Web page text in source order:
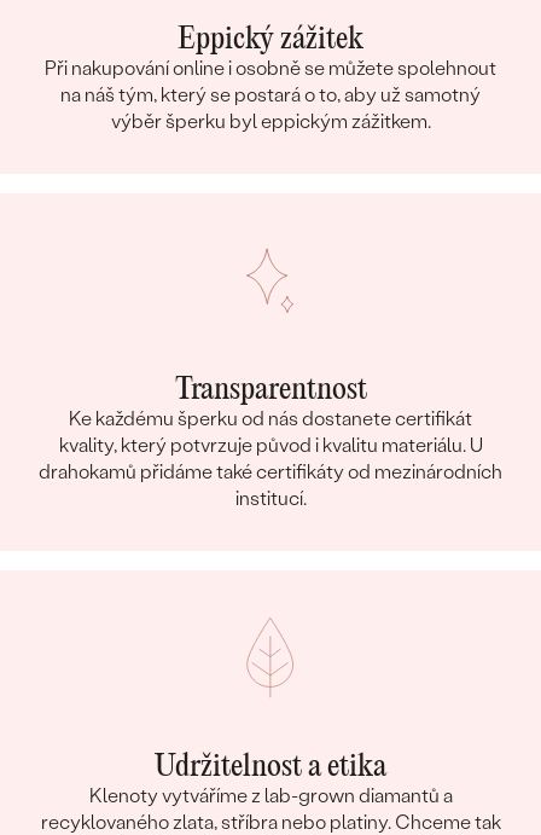
Eppický zážitek
Při nakupování online i osobně se můžete spolehnout
na náš tým, který se postará o to, aby už samotný
výběr šperku byl eppickým zážitkem.
Transparentnost
Ke každému šperku od nás dostanete certifikát
kvality, který potvrzuje původ i kvalitu materiálu. U
drahokamů přidáme také certifikáty od mezinárodních
institucí.
Udržitelnost a etika
Klenoty vytváříme z lab-grown diamantů a
recyklovaného zlata, stříbra nebo platiny. Chceme tak